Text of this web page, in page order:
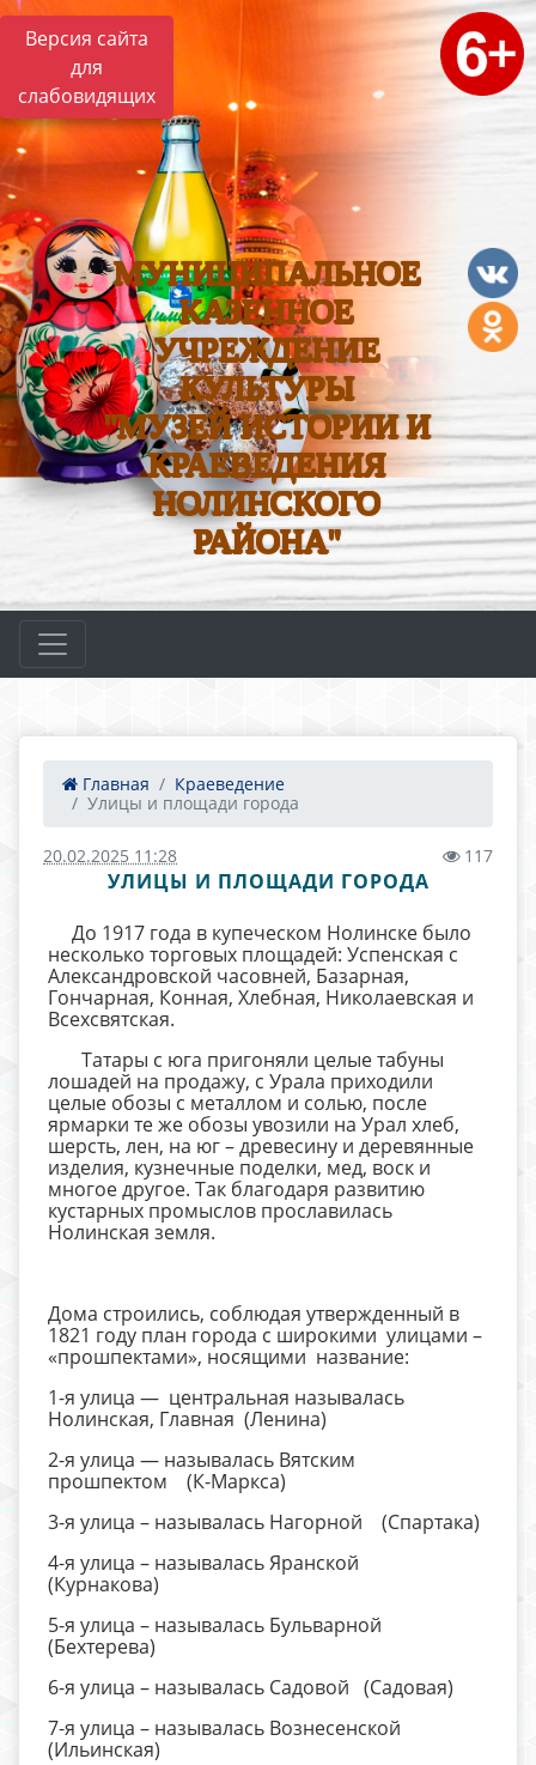
Версия сайта
для
слабовидящих
МУНИЦИПАЛЬНОЕ
КАЗЕННОЕ
УЧРЕЖДЕНИЕ
КУЛЬТУРЫ
"МУЗЕЙ ИСТОРИИ И
КРАЕВЕДЕНИЯ
НОЛИНСКОГО
РАЙОНА"
Главная
Краеведение
Улицы и площади города
20.02.2025 11:28 117
УЛИЦЫ И ПЛОЩАДИ ГОРОДА
До 1917 года в купеческом Нолинске было
несколько торговых площадей: Успенская с
Александровской часовней, Базарная,
Гончарная, Конная, Хлебная, Николаевская и
Всехсвятская.
Татары с юга пригоняли целые табуны
лошадей на продажу, с Урала приходили
целые обозы с металлом и солью, после
ярмарки те же обозы увозили на Урал хлеб,
шерсть, лен, на юг – древесину и деревянные
изделия, кузнечные поделки, мед, воск и
многое другое. Так благодаря развитию
кустарных промыслов прославилась
Нолинская земля.
Дома строились, соблюдая утвержденный в
1821 году план города с широкими улицами –
«прошпектами», носящими название:
1-я улица — центральная называлась
Нолинская, Главная (Ленина)
2-я улица — называлась Вятским
прошпектом (К-Маркса)
3-я улица – называлась Нагорной (Спартака)
4-я улица – называлась Яранской
(Курнакова)
5-я улица – называлась Бульварной
(Бехтерева)
6-я улица – называлась Садовой (Садовая)
7-я улица – называлась Вознесенской
(Ильинская)